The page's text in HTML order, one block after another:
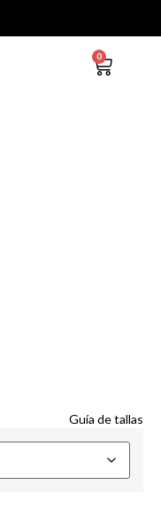
0
Guía de tallas